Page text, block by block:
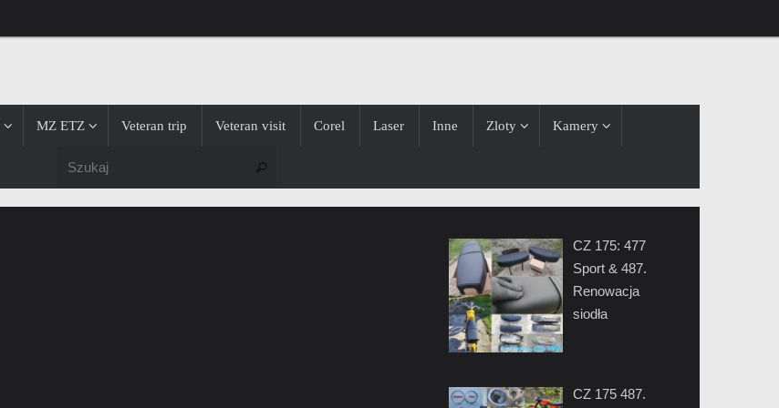
MZ ETZ Veteran trip Veteran visit Corel Laser Inne Zloty Kamery
CZ 175: 477
Sport & 487.
Renowacja
siodła
CZ 175 487.